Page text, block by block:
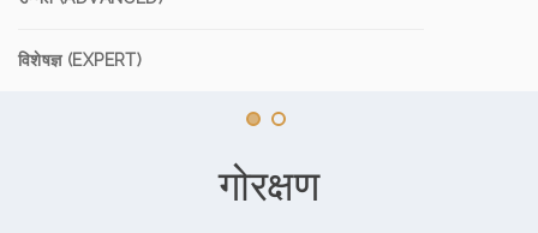
विशेषज्ञ (EXPERT)
गोरक्षण